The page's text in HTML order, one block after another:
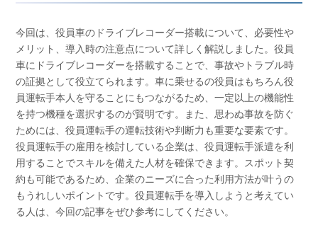
今回は、役員車のドライブレコーダー搭載について、必要性や
メリット、導入時の注意点について詳しく解説しました。役員
車にドライブレコーダーを搭載することで、事故やトラブル時
の証拠として役立てられます。車に乗せるの役員はもちろん役
員運転手本人を守ることにもつながるため、一定以上の機能性
を持つ機種を選択するのが賢明です。また、思わぬ事故を防ぐ
ためには、役員運転手の運転技術や判断力も重要な要素です。
役員運転手の雇用を検討している企業は、役員運転手派遣を利
用することでスキルを備えた人材を確保できます。スポット契
約も可能であるため、企業のニーズに合った利用方法が叶うの
もうれしいポイントです。役員運転手を導入しようと考えてい
る人は、今回の記事をぜひ参考にしてください。